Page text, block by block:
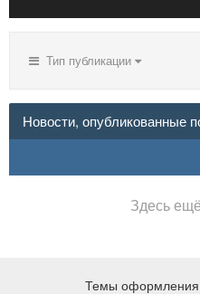
Тип публикации
Новости, опубликованные
Здесь
Темы оформления